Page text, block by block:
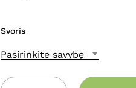
Svoris
Pasirinkite savybę